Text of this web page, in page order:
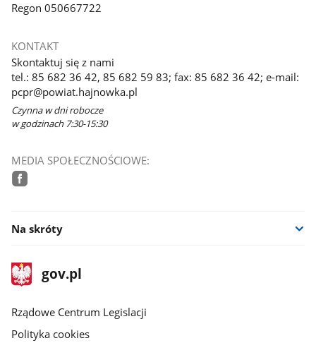
Regon 050667722
KONTAKT
Skontaktuj się z nami
tel.: 85 682 36 42, 85 682 59 83; fax: 85 682 36 42; e-mail:
pcpr@powiat.hajnowka.pl
Czynna w dni robocze
w godzinach 7:30-15:30
MEDIA SPOŁECZNOŚCIOWE:
Na skróty
stopka
gov.plStrona
gov.pl
Rządowe Centrum Legislacji
Polityka cookies